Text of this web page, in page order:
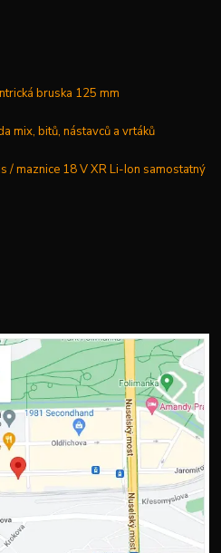
bruska 125 mm
mix, bitů, nástavců a vrtáků
/ maznice 18 V XR Li-Ion samostatný